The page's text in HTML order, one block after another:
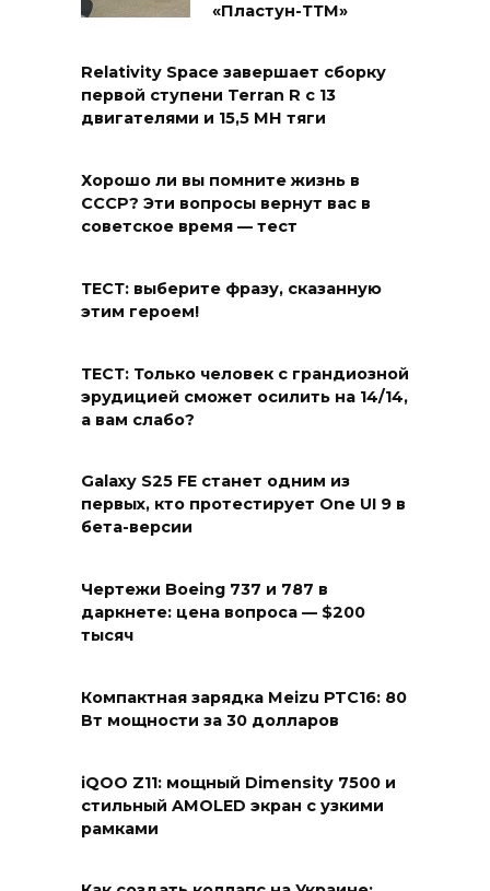
«Пластун-ТТМ»
Relativity Space завершает сборку
первой ступени Terran R с 13
двигателями и 15,5 МН тяги
Хорошо ли вы помните жизнь в
СССР? Эти вопросы вернут вас в
советское время — тест
ТЕСТ: выберите фразу, сказанную
этим героем!
ТЕСТ: Только человек с грандиозной
эрудицией сможет осилить на 14/14,
а вам слабо?
Galaxy S25 FE станет одним из
первых, кто протестирует One UI 9 в
бета-версии
Чертежи Boeing 737 и 787 в
даркнете: цена вопроса — $200
тысяч
Компактная зарядка Meizu PTC16: 80
Вт мощности за 30 долларов
iQOO Z11: мощный Dimensity 7500 и
стильный AMOLED экран с узкими
рамками